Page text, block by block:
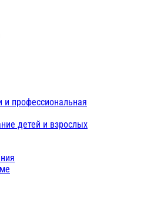
профессиональная
детей и взрослых